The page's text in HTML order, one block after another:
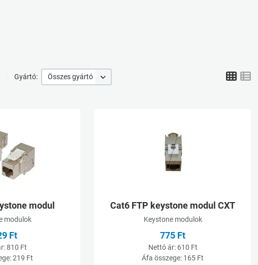
Gyártó: Összes gyártó Grid
Összehasonlításhoz adom
modul
modulok
Ft
810 Ft
219 Ft
Cat6 FTP keystone modul CXT
Keystone modulok
775 Ft
Nettó ár: 610 Ft
Áfa összege: 165 Ft